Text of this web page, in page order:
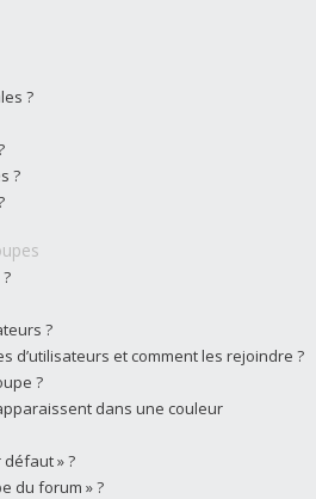
?
?
?
d’utilisateurs et comment les rejoindre ?
?
dans une couleur
défaut » ?
du forum » ?